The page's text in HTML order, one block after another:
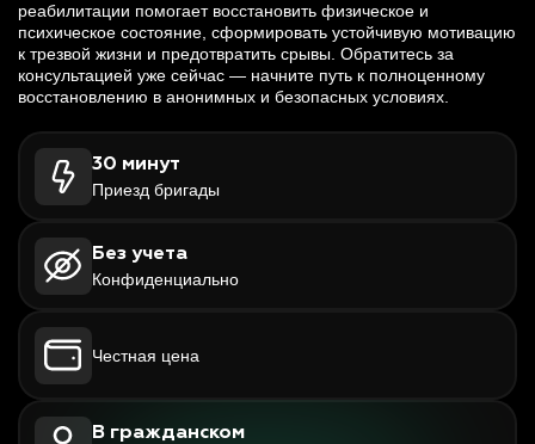
реабилитации помогает восстановить физическое и
психическое состояние, сформировать устойчивую мотивацию
к трезвой жизни и предотвратить срывы. Обратитесь за
консультацией уже сейчас — начните путь к полноценному
восстановлению в анонимных и безопасных условиях.
30 минут
Приезд бригады
Без учета
Конфиденциально
Честная цена
В гражданском